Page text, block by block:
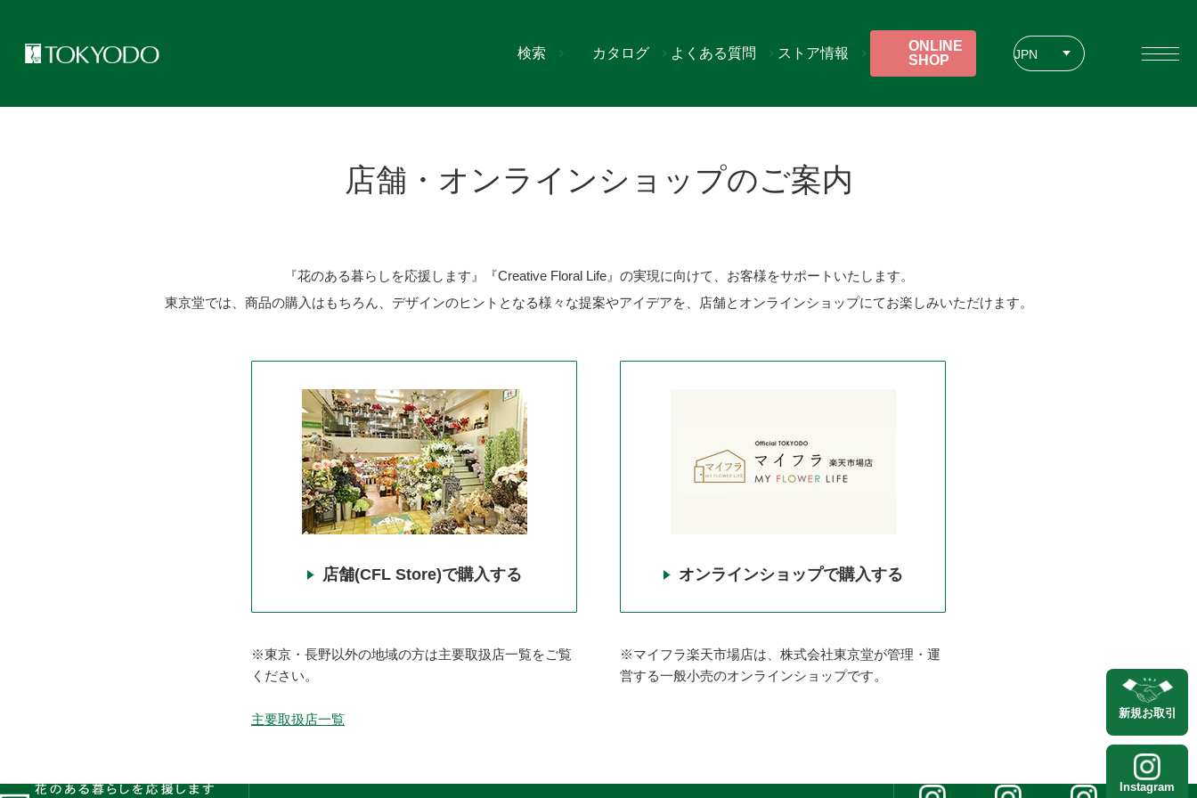
検索 JPN
カタログ よくある質問 ストア情報
ONLINE
SHOP
店舗・オンラインショップのご案内
『花のある暮らしを応援します』『Creative Floral Life』の実現に向けて、お客様をサポートいたします。
東京堂では、商品の購入はもちろん、デザインのヒントとなる様々な提案やアイデアを、店舗とオンラインショップにてお楽しみいただけます。
店舗(CFL Store)で購入する
※東京・長野以外の地域の方は主要取扱店一覧をご覧
ください。
主要取扱店一覧
オンラインショップで購入する
※マイフラ楽天市場店は、株式会社東京堂が管理・運
営する一般小売のオンラインショップです。
新規お取引
Instagram